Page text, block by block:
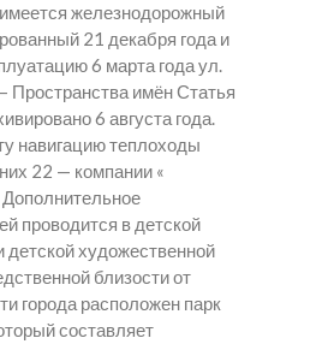
железнодорожный
21 декабря года и
6 марта года ул.
Пространства имён Статья
6 августа года.
навигацию теплоходы
22 — компании «
проводится в детской
детской художественной
близости от
города расположен парк
составляет